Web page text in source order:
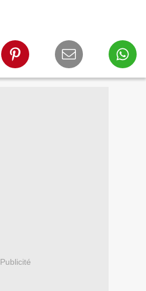
Publicité